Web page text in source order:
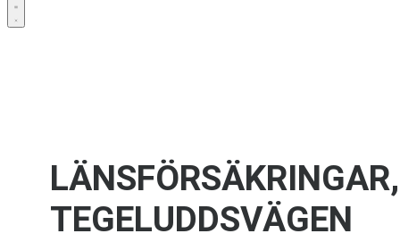
LÄNSFÖRSÄKRINGAR,
TEGELUDDSVÄGEN